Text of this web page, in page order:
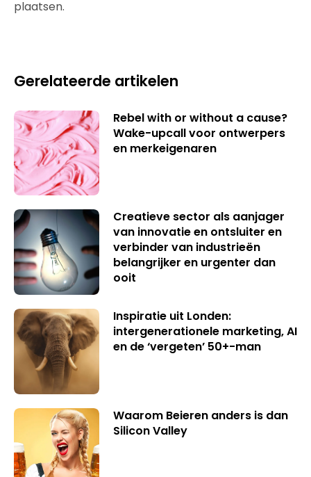
plaatsen.
Gerelateerde artikelen
Rebel with or without a cause?
Wake-upcall voor ontwerpers
en merkeigenaren
Creatieve sector als aanjager
van innovatie en ontsluiter en
verbinder van industrieën
belangrijker en urgenter dan
ooit
Inspiratie uit Londen:
intergenerationele marketing, AI
en de ‘vergeten’ 50+-man
Waarom Beieren anders is dan
Silicon Valley